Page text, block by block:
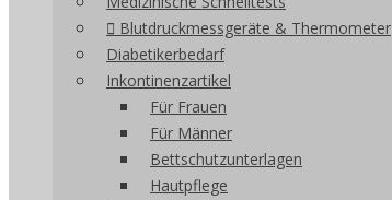
Blutdruckmessgeräte & Thermometer
Diabetikerbedarf
Inkontinenzartikel
Für Frauen
Für Männer
Bettschutzunterlagen
Hautpflege